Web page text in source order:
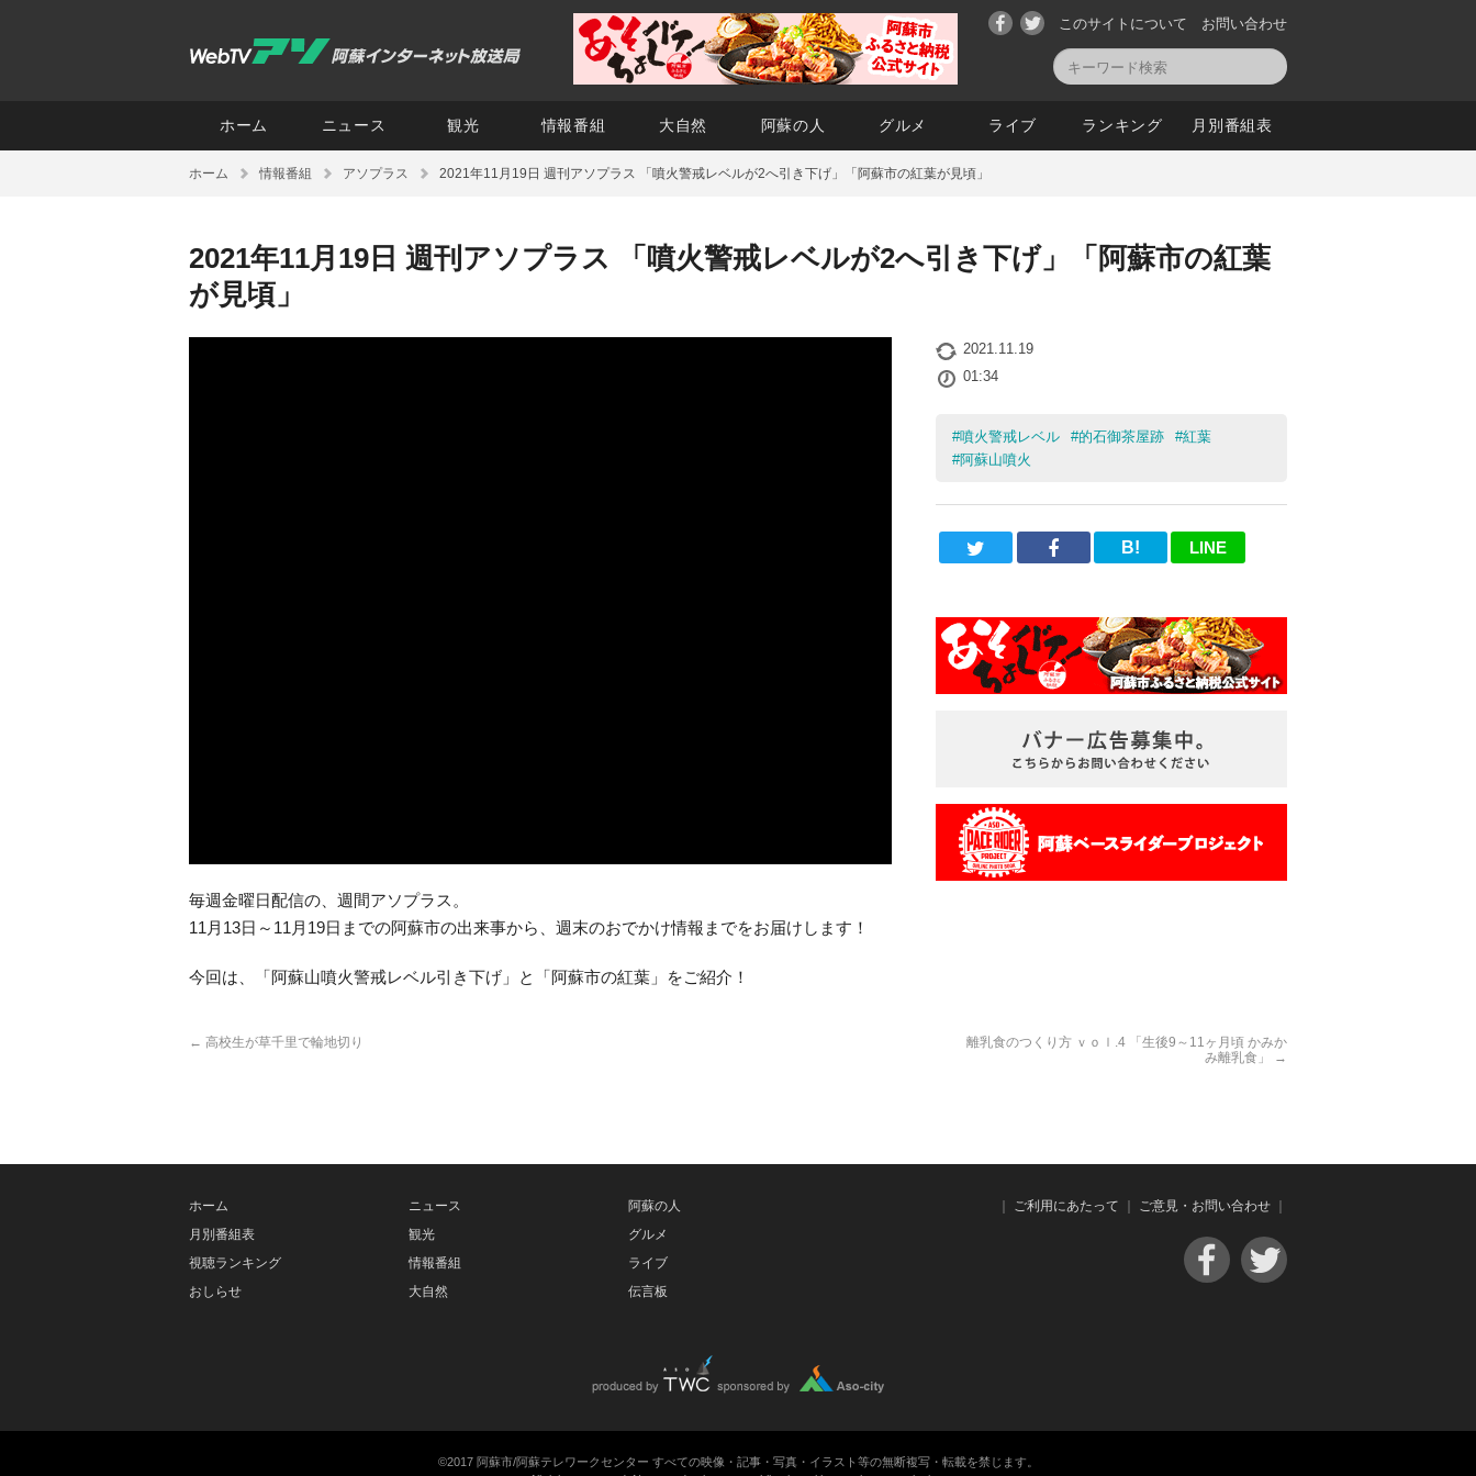
お問い合わせ
このサイトについて
ホーム ニュース 観光 情報番組 大自然 阿蘇の人 グルメ ライブ ランキング 月別番組表
ホーム 情報番組 アソプラス 2021年11月19日 週刊アソプラス 「噴火警戒レベルが2へ引き下げ」「阿蘇市の紅葉が見頃」
2021年11月19日 週刊アソプラス 「噴火警戒レベルが2へ引き下げ」「阿蘇市の紅葉
が見頃」
毎週金曜日配信の、週間アソプラス。
11月13日～11月19日までの阿蘇市の出来事から、週末のおでかけ情報までをお届けします！
今回は、「阿蘇山噴火警戒レベル引き下げ」と「阿蘇市の紅葉」をご紹介！
2021.11.19
01:34
#噴火警戒レベル #的石御茶屋跡 #紅葉
#阿蘇山噴火
B! LINE
← 高校生が草千里で輪地切り
離乳食のつくり方 ｖｏｌ.4 「生後9～11ヶ月頃 かみか
み離乳食」
→
ホーム
月別番組表
視聴ランキング
おしらせ
ニュース
観光
情報番組
大自然
阿蘇の人
グルメ
ライブ
伝言板
ご利用にあたって ご意見・お問い合わせ
©2017 阿蘇市/阿蘇テレワークセンター すべての映像・記事・写真・イラスト等の無断複写・転載を禁じます。